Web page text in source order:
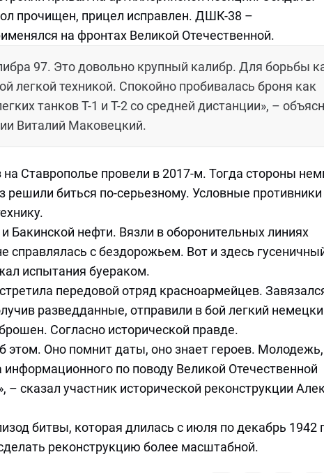
прочищен, прицел исправлен. ДШК-38 –
на фронтах Великой Отечественной.
97. Это довольно крупный калибр. Для борьбы
легкой техникой. Спокойно пробивалась броня как
танков Т-1 и Т-2 со средней дистанции», –
Виталий Маковецкий.
Ставрополье провели в 2017-м. Тогда стороны
решили биться по-серьезному. Условные противники
Бакинской нефти. Вязли в оборонительных линиях
справлялась с бездорожьем. Вот и здесь
испытания буераком.
передовой отряд красноармейцев.
разведданные, отправили в бой легкий
Согласно исторической правде.
этом. Оно помнит даты, оно знает героев.
по поводу Великой Отечественной
сказал участник исторической реконструкции
битвы, которая длилась с июля по декабрь 1942
реконструкцию более масштабной.